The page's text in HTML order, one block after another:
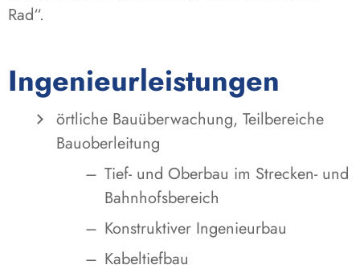
Rad“.
Ingenieurleistungen
örtliche Bauüberwachung, Teilbereiche
Bauoberleitung
Tief- und Oberbau im Strecken- und
Bahnhofsbereich
Konstruktiver Ingenieurbau
Kabeltiefbau